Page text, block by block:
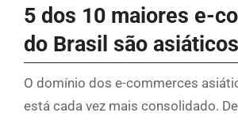
5 dos 10 maiores e-
do Brasil são asiáticos
O domínio dos e-commerces
está cada vez mais consolidado.